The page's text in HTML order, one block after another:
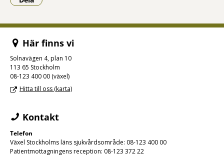
- Klicka för att öppna delningsalternativ.
Här finns vi
Solnavägen 4, plan 10
113 65 Stockholm
08-123 400 00 (växel)
Hitta till oss (karta)
Kontakt
Telefon
Växel Stockholms läns sjukvårdsområde: 08-123 400 00
Patientmottagningens reception: 08-123 372 22